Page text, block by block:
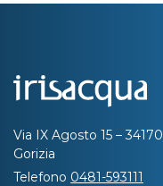
Via IX Agosto 15 – 34170
Gorizia
Telefono 0481-593111